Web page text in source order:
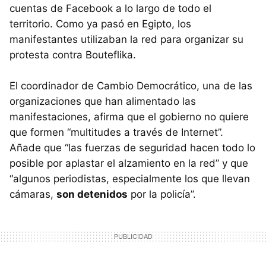
cuentas de Facebook a lo largo de todo el
territorio. Como ya pasó en Egipto, los
manifestantes utilizaban la red para organizar su
protesta contra Bouteflika.
El coordinador de Cambio Democrático, una de las
organizaciones que han alimentado las
manifestaciones, afirma que el gobierno no quiere
que formen “multitudes a través de Internet”.
Añade que “las fuerzas de seguridad hacen todo lo
posible por aplastar el alzamiento en la red” y que
“algunos periodistas, especialmente los que llevan
cámaras, son detenidos por la policía”.